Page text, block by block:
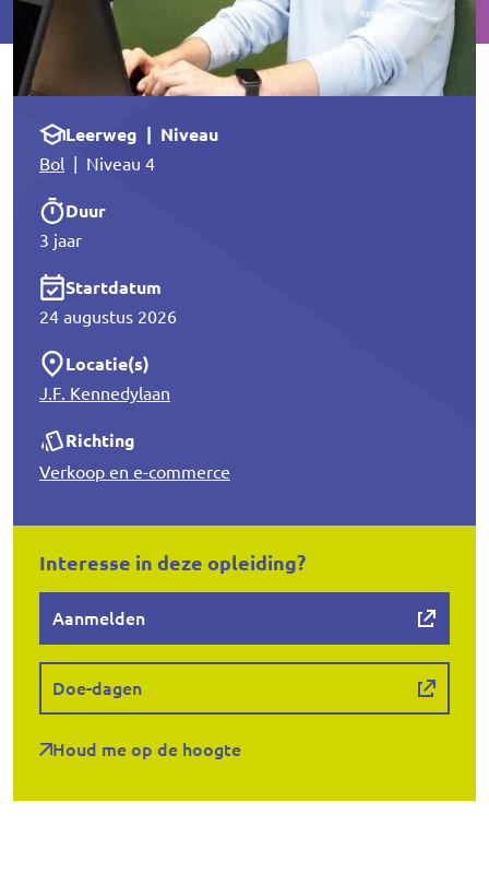
Leerweg | Niveau
Bol | Niveau 4
Duur
3 jaar
Startdatum
24 augustus 2026
Locatie(s)
J.F. Kennedylaan
Richting
Verkoop en e-commerce
Interesse in deze opleiding?
Aanmelden
Doe-dagen
Houd me op de hoogte